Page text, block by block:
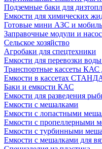
Подземные баки для
Емкости для химических
Готовые мини АЗС и
Заправочные модули и
Сельское хозяйство
Агробаки для спецтехники
Емкости для перевозки
Транспортные кассеты КАС
Емкости в кассетах
Баки и емкости КАС
Емкости для разведения
Емкости с мешалками
Емкости с лопастными
Емкости с пропеллерными
Емкости с турбинными
Емкости с мешалками для